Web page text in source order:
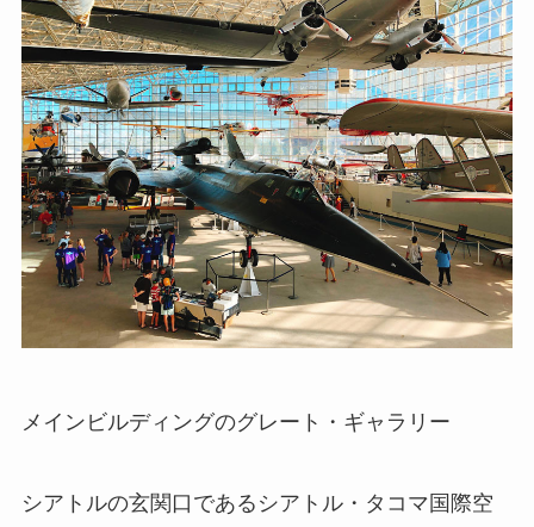
メインビルディングのグレート・ギャラリー
シアトルの玄関口であるシアトル・タコマ国際空